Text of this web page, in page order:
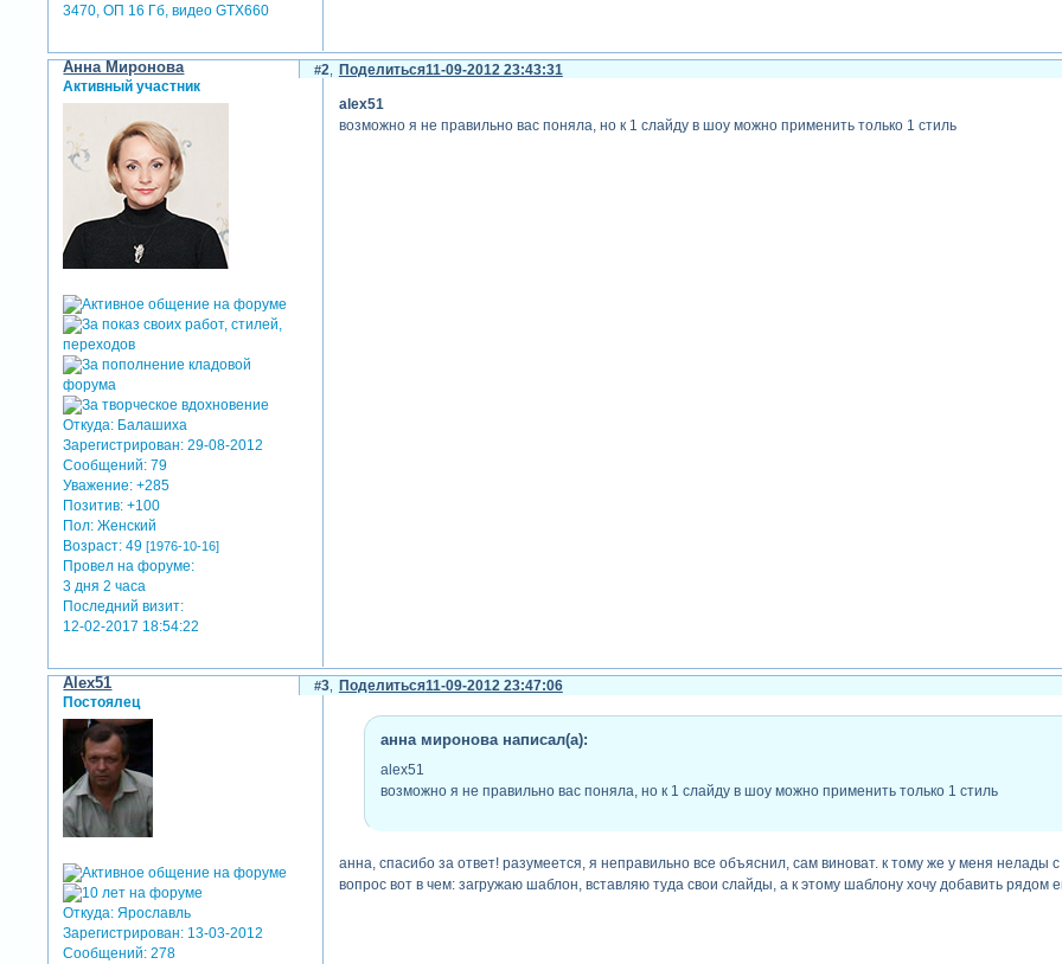
3470, ОП 16 Гб, видео GTX660
Поделиться
2 11-09-2012 23:43:31
Анна Миронова
Активный участник
Откуда: Балашиха
Зарегистрирован: 29-08-2012
Сообщений: 79
Уважение: +285
Позитив: +100
Пол: Женский
Возраст: 49[1976-10-16]
Провел на форуме:
3 дня 2 часа
Последний визит:
12-02-2017 18:54:22
alex51
возможно я не правильно вас поняла, но к 1 слайду в шоу можно применить только 1 стиль
Поделиться
3 11-09-2012 23:47:06
Alex51
Постоялец
Откуда: Ярославль
Зарегистрирован: 13-03-2012
Сообщений: 278
анна миронова написал(а):
alex51
возможно я не правильно вас поняла, но к 1 слайду в шоу можно применить только 1 стиль
анна, спасибо за ответ! разумеется, я неправильно все объяснил, сам виноват. к тому же у меня нелады
вопрос вот в чем: загружаю шаблон, вставляю туда свои слайды, а к этому шаблону хочу добавить рядом